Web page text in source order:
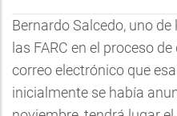
Bernardo Salcedo, uno
las FARC en el proceso
correo electrónico que
inicialmente se había